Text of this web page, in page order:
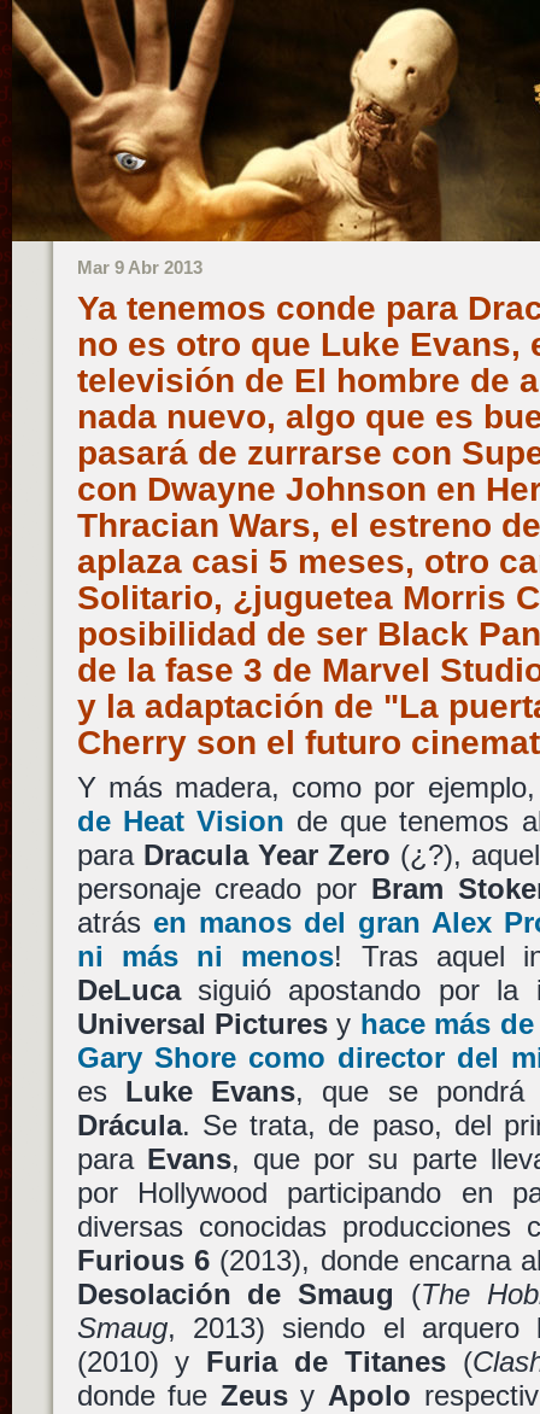
Mar 9 Abr 2013
Ya tenemos conde para
no es otro que Luke Evans,
televisión de El hombre de
nada nuevo, algo que es
pasará de zurrarse con
con Dwayne Johnson en
Thracian Wars, el estreno
aplaza casi 5 meses, otro
Solitario, ¿juguetea Morris
posibilidad de ser Black
de la fase 3 de Marvel
y la adaptación de "La
Cherry son el futuro
Y más madera, como por
de Heat Vision de que tenemos
para Dracula Year Zero (¿?),
personaje creado por Bram
atrás en manos del gran Alex
ni más ni menos! Tras aquel
DeLucasiguió apostando por la
Universal Picturesy hace más
Gary Shore como director del
es Luke Evans, que se
Drácula. Se trata, de paso, del
para Evans, que por su parte
por Hollywood participando en
diversas conocidas
Furious 6(2013), donde encarna
Desolación de Smaug (The
Smaug, 2013) siendo el arquero
(2010) y Furia de Titanes (
donde fue Zeusy Apolo